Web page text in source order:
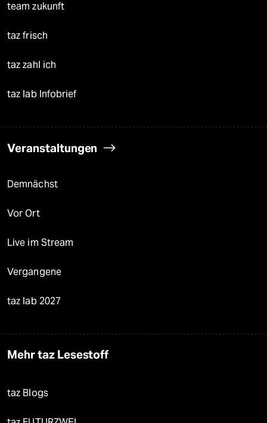
team zukunft
taz frisch
taz zahl ich
taz lab Infobrief
Veranstaltungen
Demnächst
Vor Ort
Live im Stream
Vergangene
taz lab 2027
Mehr taz Lesestoff
taz Blogs